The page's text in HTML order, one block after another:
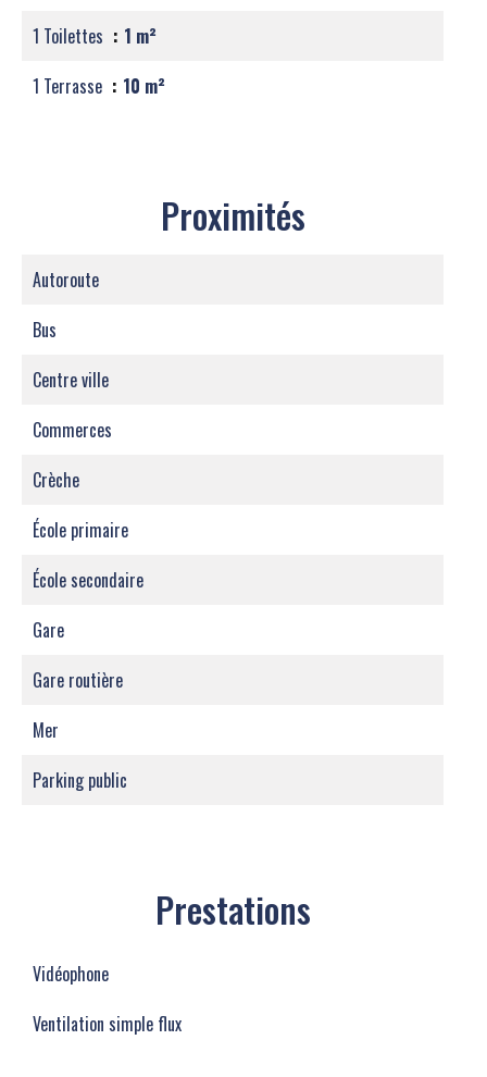
1 Toilettes
1 m²
1 Terrasse
10 m²
Proximités
Autoroute
Bus
Centre ville
Commerces
Crèche
École primaire
École secondaire
Gare
Gare routière
Mer
Parking public
Prestations
Vidéophone
Ventilation simple flux